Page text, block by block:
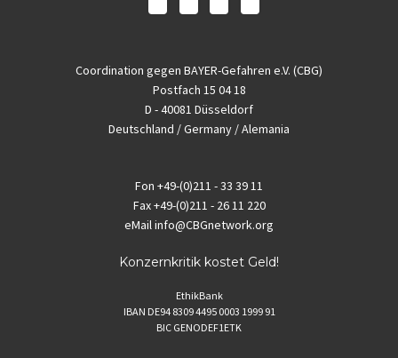
Coordination gegen BAYER-Gefahren e.V. (CBG)
Postfach 15 04 18
D - 40081 Düsseldorf
Deutschland / Germany / Alemania
Fon +49-(0)211 - 33 39 11
Fax+49-(0)211 - 26 11 220
eMailinfo@CBGnetwork.org
Konzernkritik kostet Geld!
EthikBank
IBAN DE94 8309 4495 0003 1999 91
BIC GENODEF1ETK